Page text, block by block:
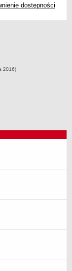
dostępności
2016)